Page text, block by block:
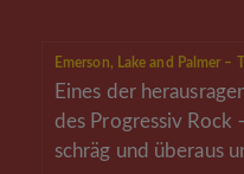
Emerson, Lake and Palmer –
Eines der
des Progressiv Rock
schräg und überaus